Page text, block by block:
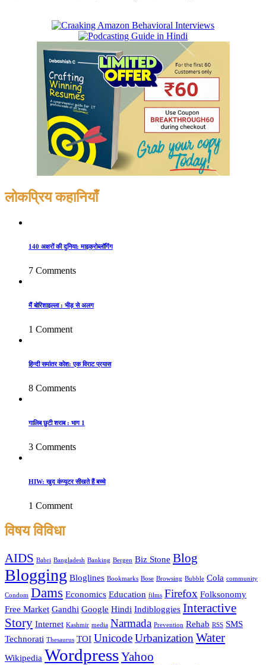
लोकप्रिय कहानियाँ
140 अक्षरों की दुनिया: माइक्रोब्लॉगिंग
7 Comments
मैं बोरिशाइल्ला : भीड़ से अलग
1 Comment
हिन्दी समांतर कोश: एक विराट प्रयास
8 Comments
गालिब छुटी शराब : भाग 1
3 Comments
HIW: खुद कंप्यूटर सीखते हैं बच्चे
1 Comment
विषय विविधा
AIDS Babri Bangladesh Banking Bergen Biz Stone Blog
Blogging Bloglines Bookmarks Bose Browsing Bubble Cola community
Condom Dams Economics Education films Firefox Folksonomy
Free Market Gandhi Google Hindi Indibloggies Interactive
Story Internet Kashmir media Narmada Prevention Rehab RSS SMS
Technorati Thesaurus TOI UnicodeUrbanization Water
Wikipedia WordpressYahoo